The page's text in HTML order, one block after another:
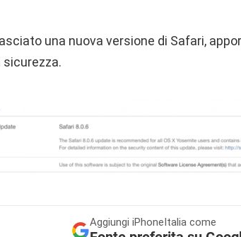
una nuova versione di Safari,
Aggiungi iPhoneItalia come